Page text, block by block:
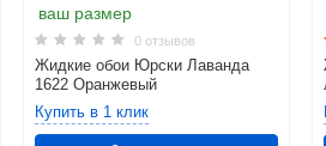
ваш размер
0 отзывов
Жидкие обои Юрски Лаванда
1622 Оранжевый
Купить в 1 клик